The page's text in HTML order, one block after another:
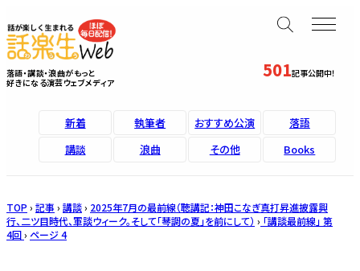
501記事公開中！
落語・講談・浪曲がもっと
好きになる演芸ウェブメディア
新着 執筆者 おすすめ公演
落語
講談
浪曲 その他 Books
TOP › 記事 › 講談› 2025年7月の最前線（聴講記：神田こなぎ真打昇進披露興
行、二ツ目時代、軍談ウィーク。そして「琴調の夏」を前にして） › 「講談最前線」 第
4回› ページ 4